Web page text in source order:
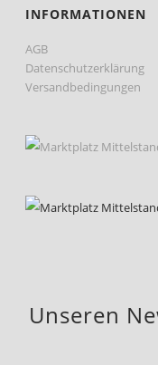
INFORMATIONEN
AGB
Datenschutzerklärung
Versandbedingungen
Unseren